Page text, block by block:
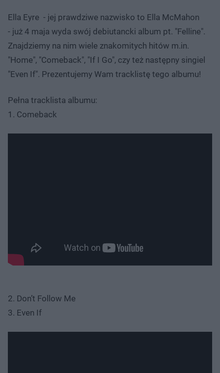
Ella Eyre - jej prawdziwe nazwisko to Ella McMahon
- już 4 maja wyda swój debiutancki album pt. "Felline".
Znajdziemy na nim wiele znakomitych hitów m.in.
"Home", "Comeback", "If I Go", czy też następny singiel
"Even If". Prezentujemy Wam tracklistę tego albumu!
Pełna tracklista albumu:
1. Comeback
2. Don’t Follow Me
3. Even If